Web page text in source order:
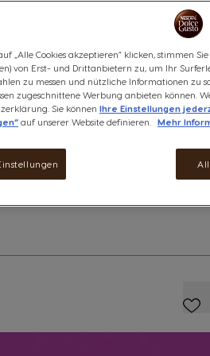
„Alle Cookies akzeptieren“ klicken, stimmen
von Erst- und Drittanbietern zu, um Ihr
zu messen und nützliche Informationen
zugeschnittene Werbung anbieten können.
Sie können Ihre Einstellungen
auf unserer Website definieren. Mehr